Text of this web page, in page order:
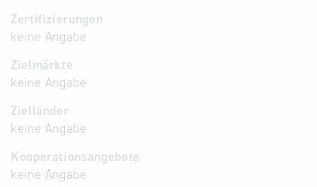
Zertifizierungen
keine Angabe
Zielmärkte
keine Angabe
Zielländer
keine Angabe
Kooperationsangebote
keine Angabe